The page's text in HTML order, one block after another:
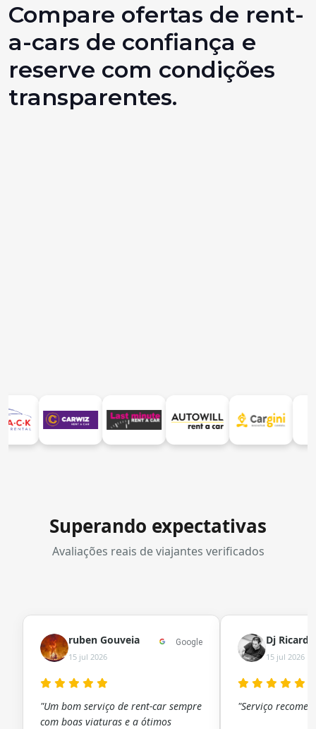
Compare ofertas de rent-
a-cars de confiança e
reserve com condições
transparentes.
Superando expectativas
Avaliações reais de viajantes verificados
ruben Gouveia
15 jul 2026
Google
"Um bom serviço de rent-car sempre
com boas viaturas e a ótimos
Dj
15 jul 2026
"Serviço